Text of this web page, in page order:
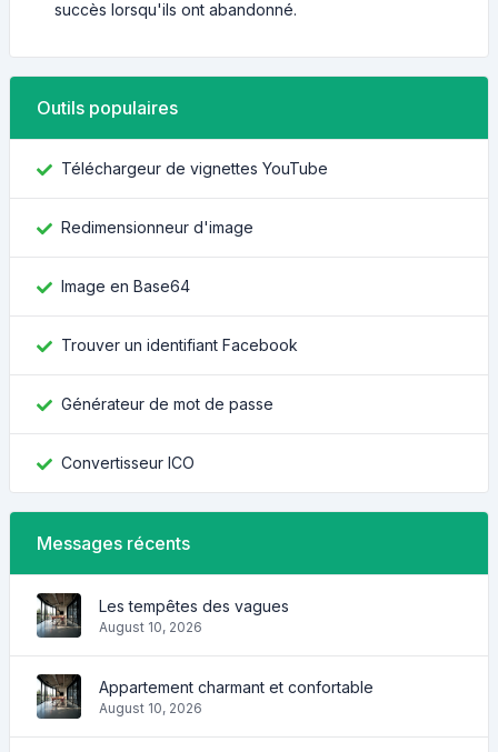
succès lorsqu'ils ont abandonné.
Outils populaires
Téléchargeur de vignettes YouTube
Redimensionneur d'image
Image en Base64
Trouver un identifiant Facebook
Générateur de mot de passe
Convertisseur ICO
Messages récents
Les tempêtes des vagues
August 10, 2026
Appartement charmant et confortable
August 10, 2026